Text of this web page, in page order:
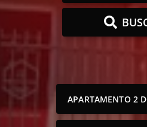
APARTAMENTO 2